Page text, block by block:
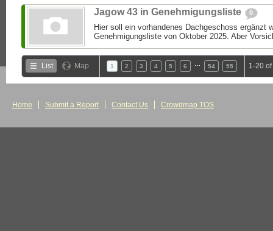
Jagow 43 in Genehmigungsliste 0
Hier soll ein vorhandenes Dachgeschoss ergänzt
Genehmigungsliste von Oktober 2025. Aber
List Map 1 2 3 4 5 6 54 55 1-20
Home Submit a Report Contact Us Crowdmap TOS